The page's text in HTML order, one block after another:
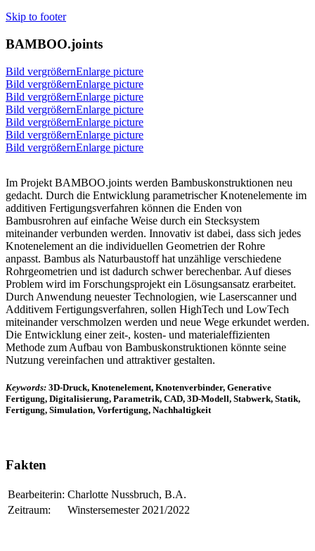
Skip to footer
BAMBOO.joints
Bild vergrößernEnlarge picture
Bild vergrößernEnlarge picture
Bild vergrößernEnlarge picture
Bild vergrößernEnlarge picture
Bild vergrößernEnlarge picture
Bild vergrößernEnlarge picture
Bild vergrößernEnlarge picture
Im Projekt BAMBOO.joints werden Bambuskonstruktionen neu
gedacht. Durch die Entwicklung parametrischer Knotenelemente im
additiven Fertigungsverfahren können die Enden von
Bambusrohren auf einfache Weise durch ein Stecksystem
miteinander verbunden werden. Innovativ ist dabei, dass sich jedes
Knotenelement an die individuellen Geometrien der Rohre
anpasst. Bambus als Naturbaustoff hat unzählige verschiedene
Rohrgeometrien und ist dadurch schwer berechenbar. Auf dieses
Problem wird im Forschungsprojekt ein Lösungsansatz erarbeitet.
Durch Anwendung neuester Technologien, wie Laserscanner und
Additivem Fertigungsverfahren, sollen HighTech und LowTech
miteinander verschmolzen werden und neue Wege erkundet werden.
Die Entwicklung einer zeit-, kosten- und materialeffizienten
Methode zum Aufbau von Bambuskonstruktionen könnte seine
Nutzung vereinfachen und attraktiver gestalten.
Keywords: 3D-Druck, Knotenelement, Knotenverbinder, Generative
Fertigung, Digitalisierung, Parametrik, CAD, 3D-Modell, Stabwerk, Statik,
Fertigung, Simulation, Vorfertigung, Nachhaltigkeit
Fakten
Bearbeiterin: Charlotte Nussbruch, B.A.
Zeitraum:
Winstersemester 2021/2022